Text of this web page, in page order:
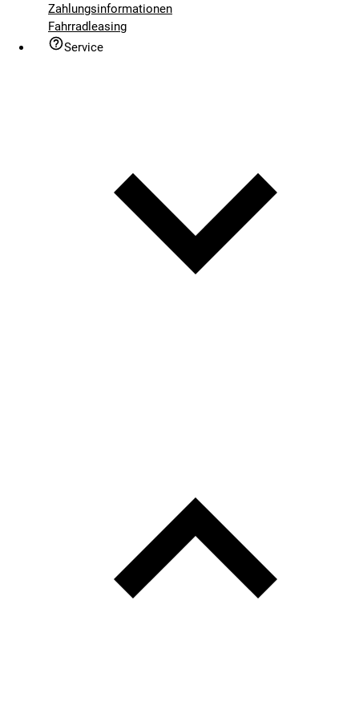
Zahlungsinformationen
Fahrradleasing
Service